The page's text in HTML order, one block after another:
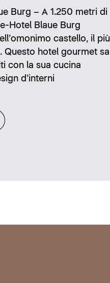
Burg – A 1.250 metri di
Hotel Blaue Burg
castello, il più
Questo hotel gourmet sa
con la sua cucina
d’interni